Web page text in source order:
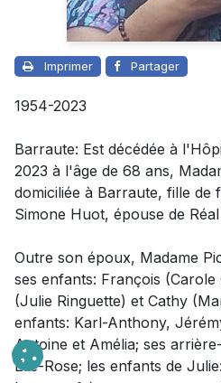
Imprimer Partager
1954-2023
Barraute: Est décédée à
2023 à l'âge de 68 ans,
domiciliée à Barraute, fille de
Simone Huot, épouse de
Outre son époux, Madame
ses enfants: François
(Julie Ringuette) et Cathy
enfants: Karl-Anthony,
Antoine et Amélia; ses
Élie-Rose; les enfants de